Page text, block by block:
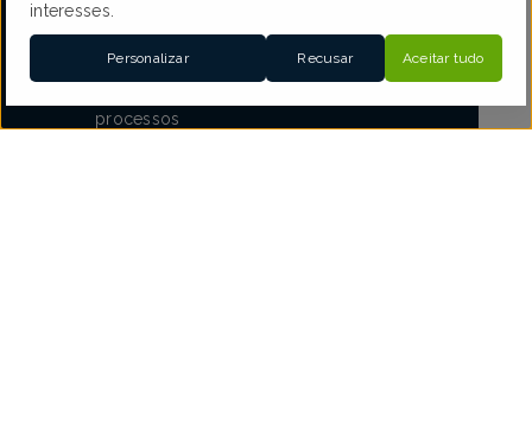
processos
interesses.
Personalizar Recusar Aceitar tudo